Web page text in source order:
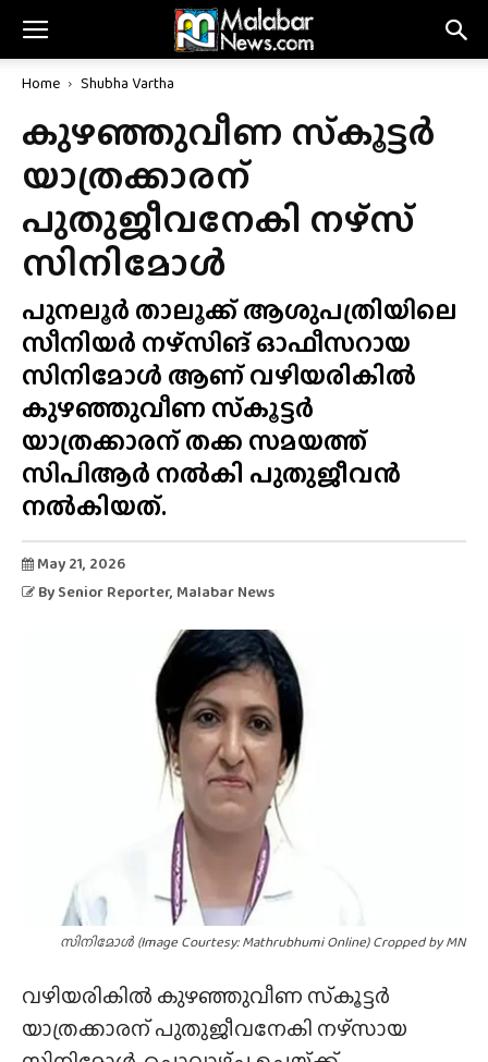
Home Shubha Vartha
കുഴഞ്ഞുവീണ സ്‌കൂട്ടർ
യാത്രക്കാരന്
പുതുജീവനേകി നഴ്‌സ്
സിനിമോൾ
പുനലൂർ താലൂക്ക് ആശുപത്രിയിലെ
സീനിയർ നഴ്‌സിങ് ഓഫീസറായ
സിനിമോൾ ആണ് വഴിയരികിൽ
കുഴഞ്ഞുവീണ സ്‌കൂട്ടർ
യാത്രക്കാരന് തക്ക സമയത്ത്
സിപിആർ നൽകി പുതുജീവൻ
നൽകിയത്.
May 21, 2026
By Senior Reporter, Malabar News
സിനിമോൾ (Image Courtesy: Mathrubhumi Online) Cropped by MN
വഴിയരികിൽ കുഴഞ്ഞുവീണ സ്‌കൂട്ടർ
യാത്രക്കാരന് പുതുജീവനേകി നഴ്‌സായ